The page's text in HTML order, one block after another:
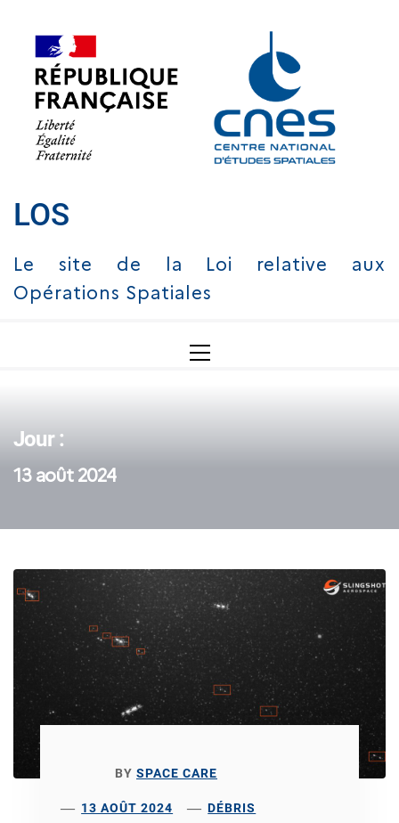
content
LOS
Le site de la Loi relative aux
Opérations Spatiales
Menu
Jour :
13 août 2024
BY SPACE CARE
13 AOÛT 2024 DÉBRIS